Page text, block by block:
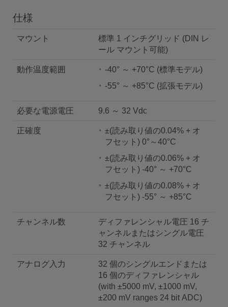
仕様
マウント
標準 1 インチグリッド (DIN レ
ール マウント可能)
動作温度範囲
-40° ～ +70°C (標準モデル)
-55° ～ +85°C (拡張モデル)
必要な電源電圧 9.6 ～ 32 Vdc
正確度
±(読み取り値の0.04% + オ
フセット) 0°～40°C
±(読み取り値の0.06% + オ
フセット) -40° ～ +70°C
±(読み取り値の0.08% + オ
フセット) -55° ～ +85°C
チャンネル数
ディファレンシャル電圧 16 チ
ャンネルまたはシングル電圧
32 チャンネル
アナログ入力
32 個のシングルエンドまたは
16 個のディファレンシャル
(with ±5000 mV, ±1000 mV,
±200 mV ranges 24 bit ADC)